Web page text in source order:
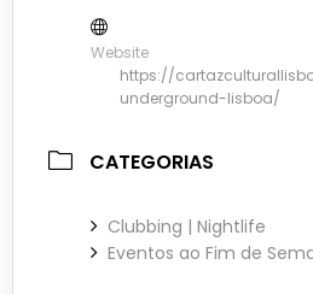
Website
https://
underground-lisboa/
CATEGORIAS
Clubbing | Nightlife
Eventos ao Fim de